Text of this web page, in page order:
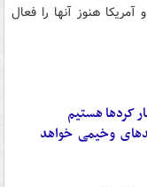
هنوز آنها را فعال
کردها هستیم
وخیمی خواهد